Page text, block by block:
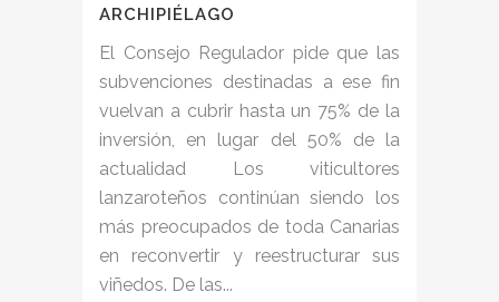
ARCHIPIÉLAGO
El Consejo Regulador pide que las
subvenciones destinadas a ese fin
vuelvan a cubrir hasta un 75% de la
inversión, en lugar del 50% de la
actualidad Los viticultores
lanzaroteños continúan siendo los
más preocupados de toda Canarias
en reconvertir y reestructurar sus
viñedos. De las...